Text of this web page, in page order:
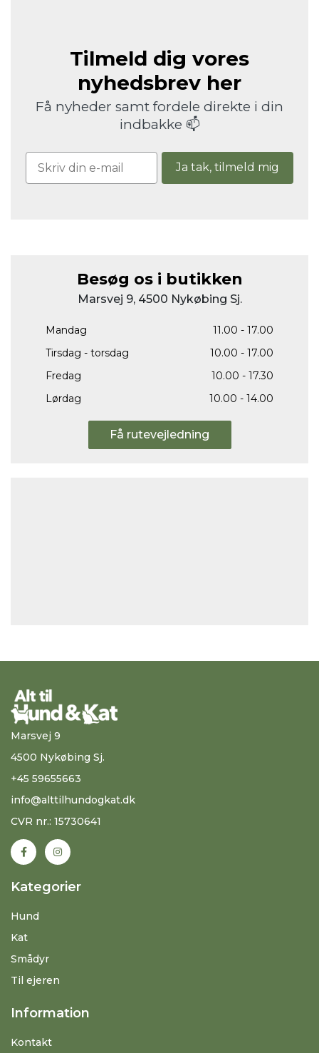
Tilmeld dig vores
nyhedsbrev her
Få nyheder samt fordele direkte i din
indbakke 📫
Ja tak, tilmeld mig
Besøg os i butikken
Marsvej 9, 4500 Nykøbing Sj.
Mandag
11.00 - 17.00
Tirsdag - torsdag
10.00 - 17.00
Fredag
10.00 - 17.30
Lørdag
10.00 - 14.00
Få rutevejledning
Marsvej 9
4500 Nykøbing Sj.
+45 59655663
info@alttilhundogkat.dk
CVR nr.: 15730641
Kategorier
Hund
Kat
Smådyr
Til ejeren
Information
Kontakt